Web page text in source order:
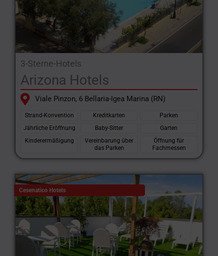
3-Sterne-Hotels
Arizona Hotels
Viale Pinzon, 6 Bellaria-Igea Marina (RN)
Strand-Konvention Kreditkarten
Parken
Jährliche Eröffnung
Baby-Sitter
Garten
Kinderermäßigung
Vereinbarung über
das Parken
Öffnung für
Fachmessen
Cesenatico Hotels